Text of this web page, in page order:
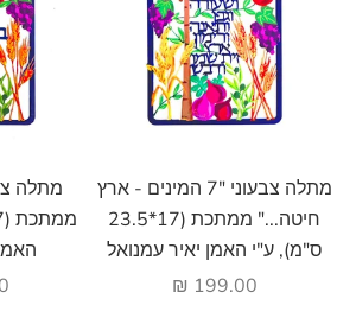
הוסף לעגלה
מתלה צבעוני "7 המינים - ארץ
חיטה..." ממתכת (17*23.5
ס"מ), ע"י האמן יאיר עמנואל
מחיר מבצע
199.00 ₪
הוסף